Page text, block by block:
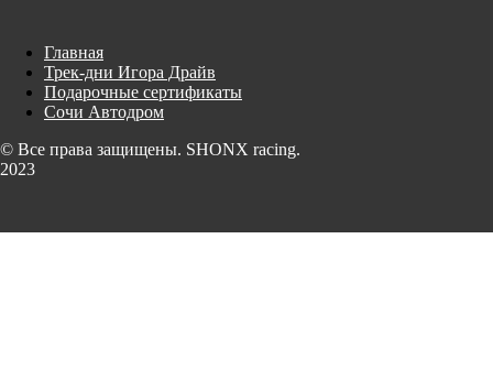
Главная
Трек-дни Игора Драйв
Подарочные сертификаты
Сочи Автодром
© Все права защищены. SHONX racing.
2023